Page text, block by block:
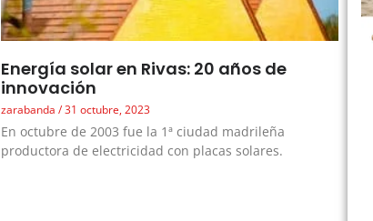
Energía solar en Rivas: 20 años de
innovación
zarabanda 31 octubre, 2023
En octubre de 2003 fue la 1ª ciudad madrileña
productora de electricidad con placas solares.